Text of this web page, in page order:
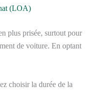
(LOA)
plus prisée, surtout pour
de voiture. En optant
choisir la durée de la